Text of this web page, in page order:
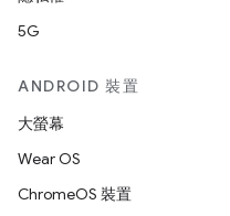
5G
ANDROID 裝置
大螢幕
Wear OS
ChromeOS 裝置